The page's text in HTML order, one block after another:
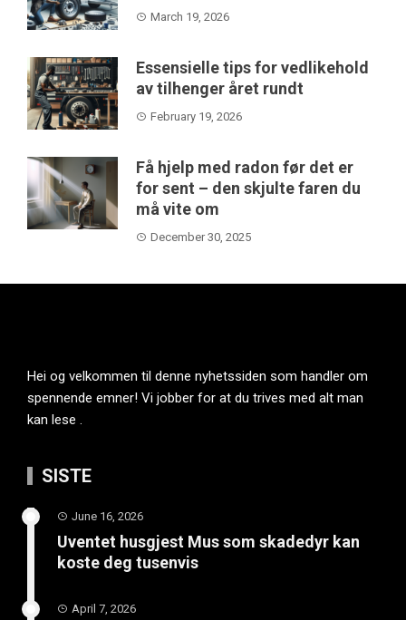
March 19, 2026
Essensielle tips for vedlikehold
av tilhenger året rundt
February 19, 2026
Få hjelp med radon før det er
for sent – den skjulte faren du
må vite om
December 30, 2025
Hei og velkommen til denne nyhetssiden som handler om
spennende emner! Vi jobber for at du trives med alt man
kan lese .
SISTE
June 16, 2026
Uventet husgjest Mus som skadedyr kan
koste deg tusenvis
April 7, 2026